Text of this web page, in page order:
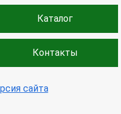
Каталог
Контакты
сайта